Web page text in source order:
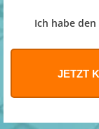
Ich habe den